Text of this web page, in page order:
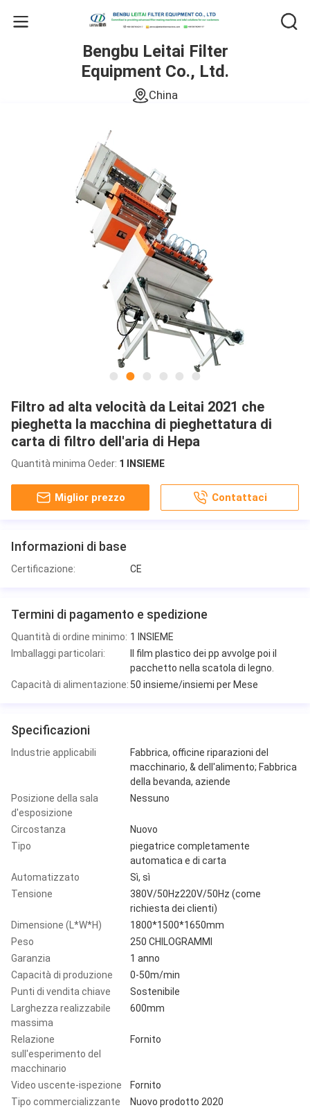
Bengbu Leitai Filter
Equipment Co., Ltd.
China
Filtro ad alta velocità da Leitai 2021 che
pieghetta la macchina di pieghettatura di
carta di filtro dell'aria di Hepa
Quantità minima Oeder: 1 INSIEME
Miglior prezzo Contattaci
Informazioni di base
Certificazione: CE
Termini di pagamento e spedizione
Quantità di ordine minimo: 1 INSIEME
Imballaggi particolari:
Il film plastico dei pp avvolge poi il
pacchetto nella scatola di legno.
Capacità di alimentazione: 50 insieme/insiemi per Mese
Specificazioni
Industrie applicabili
Fabbrica, officine riparazioni del
macchinario, & dell'alimento; Fabbrica
della bevanda, aziende
Posizione della sala
d'esposizione
Nessuno
Circostanza
Nuovo
Tipo
piegatrice completamente
automatica e di carta
Automatizzato
Sì, sì
Tensione
380V/50Hz220V/50Hz (come
richiesta dei clienti)
Dimensione (L*W*H)
1800*1500*1650mm
Peso
250 CHILOGRAMMI
Garanzia
1 anno
Capacità di produzione
0-50m/min
Punti di vendita chiave
Sostenibile
Larghezza realizzabile
massima
600mm
Relazione
sull'esperimento del
macchinario
Fornito
Video uscente-ispezione
Fornito
Tipo commercializzante
Nuovo prodotto 2020